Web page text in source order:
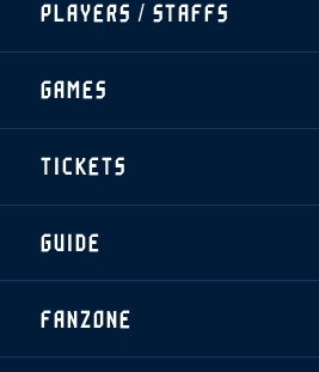
TOPICS
CLUB
TOP TEAM
THESPARK
OTHER
PLAYERS / STAFFS
トレーニング見学について
・注意事項
・練習場ごとの注意事項
GAMES
順位表
ホームイベント情報
TICKETS
・前売・当日チケット
・発売日
・優待チケット
GUIDE
スタジアムアクセス
スタジアムルール
FANZONE